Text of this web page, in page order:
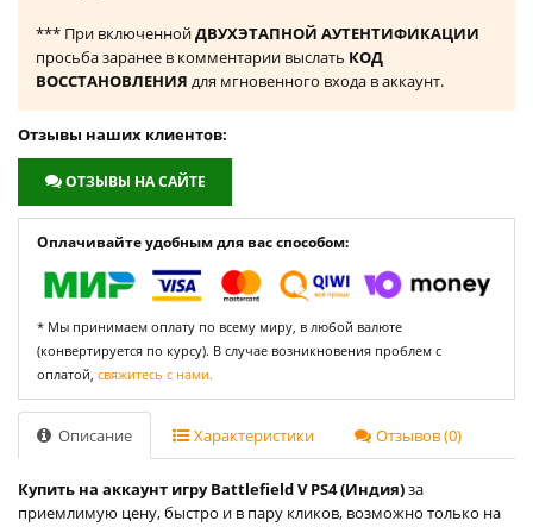
*** При включеннойДВУХЭТАПНОЙ АУТЕНТИФИКАЦИИ
просьба заранее в комментарии выслать КОД
ВОССТАНОВЛЕНИЯ для мгновенного входа в аккаунт.
Отзывы наших клиентов:
ОТЗЫВЫ НА САЙТЕ
Оплачивайте удобным для вас способом:
* Мы принимаем оплату по всему миру, в любой валюте
(конвертируется по курсу). В случае возникновения проблем с
оплатой, свяжитесь с нами.
Описание Характеристики Отзывов (0)
Купить на аккаунт игру Battlefield V PS4 (Индия)за
приемлимую цену, быстро и в пару кликов, возможно только на